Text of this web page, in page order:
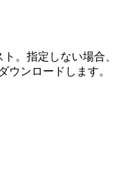
。指定しない場合、
ウンロードします。